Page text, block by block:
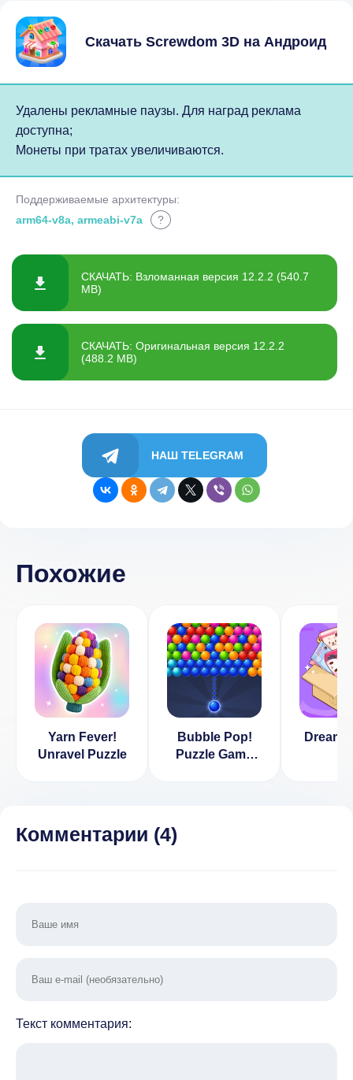
Скачать Screwdom 3D на Андроид
Удалены рекламные паузы. Для наград реклама
доступна;
Монеты при тратах увеличиваются.
Поддерживаемые архитектуры:
arm64-v8a, armeabi-v7a
?
СКАЧАТЬ: Взломанная версия 12.2.2 (540.7
MB)
СКАЧАТЬ: Оригинальная версия 12.2.2
(488.2 MB)
НАШ TELEGRAM
Похожие
Yarn Fever!
Unravel Puzzle
Bubble Pop!
Puzzle Game
Комментарии (4)
Текст комментария: